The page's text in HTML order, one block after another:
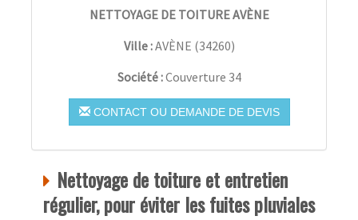
NETTOYAGE DE TOITURE AVÈNE
Ville :AVÈNE (34260)
Société :Couverture 34
CONTACT OU DEMANDE DE DEVIS
Nettoyage de toiture et entretien
régulier, pour éviter les fuites pluviales